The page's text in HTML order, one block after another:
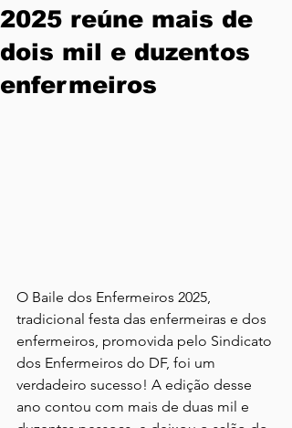
2025 reúne mais de
dois mil e duzentos
enfermeiros
O Baile dos Enfermeiros 2025,
tradicional festa das enfermeiras e dos
enfermeiros, promovida pelo Sindicato
dos Enfermeiros do DF, foi um
verdadeiro sucesso! A edição desse
ano contou com mais de duas mil e